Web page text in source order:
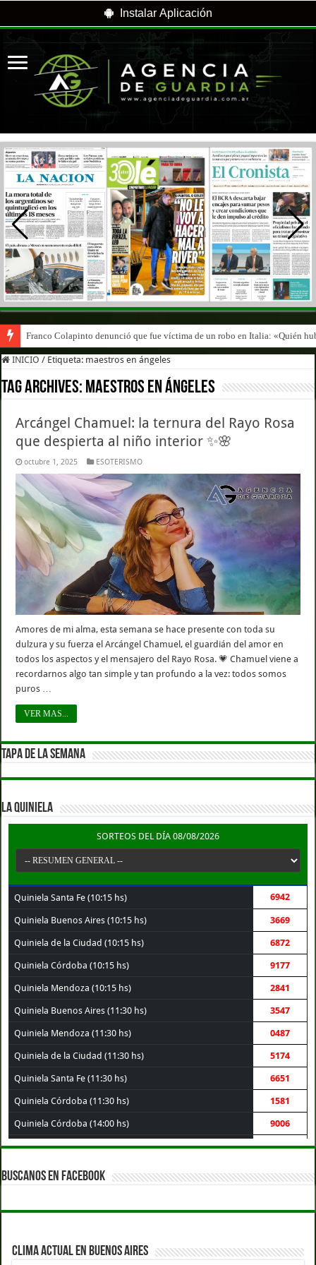
Instalar Aplicación
Franco Colapinto denunció que fue víctima de un robo en Italia: «Quién
INICIO / Etiqueta: maestros en ángeles
Tag Archives: maestros en ángeles
Arcángel Chamuel: la ternura del Rayo Rosa
que despierta al niño interior ✨🌸
octubre 1, 2025 ESOTERISMO
Amores de mi alma, esta semana se hace presente con toda su
dulzura y su fuerza el Arcángel Chamuel, el guardián del amor en
todos los aspectos y el mensajero del Rayo Rosa. 💗 Chamuel viene a
recordarnos algo tan simple y tan profundo a la vez: todos somos
puros …
VER MAS...
TAPA DE LA SEMANA
LA QUINIELA
SORTEOS DEL DÍA 08/08/2026
Quiniela Santa Fe (10:15 hs) 6942
Quiniela Buenos Aires (10:15 hs) 3669
Quiniela de la Ciudad (10:15 hs) 6872
Quiniela Córdoba (10:15 hs) 9177
Quiniela Mendoza (10:15 hs) 2841
Quiniela Buenos Aires (11:30 hs) 3547
Quiniela Mendoza (11:30 hs) 0487
Quiniela de la Ciudad (11:30 hs) 5174
Quiniela Santa Fe (11:30 hs) 6651
Quiniela Córdoba (11:30 hs) 1581
Quiniela Córdoba (14:00 hs) 9006
Quiniela Santa Fe (14:00 hs) 3069
Quiniela Buenos Aires (14:00 hs)
Quiniela Mendoza (14:00 hs) 7340
7337
BUSCANOS EN FACEBOOK
CLIMA ACTUAL EN BUENOS AIRES